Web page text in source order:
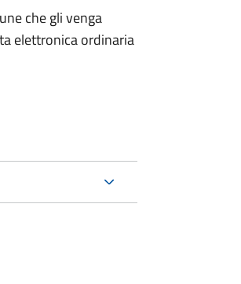
che gli venga
elettronica ordinaria